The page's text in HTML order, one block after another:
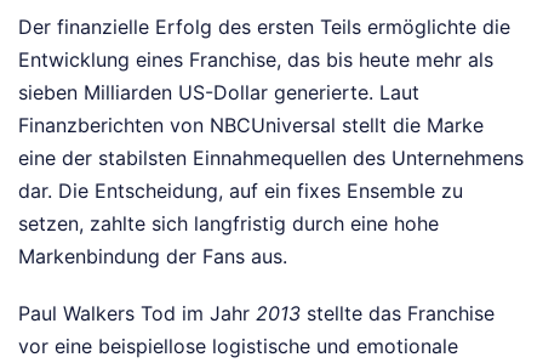
Der finanzielle Erfolg des ersten Teils ermöglichte die
Entwicklung eines Franchise, das bis heute mehr als
sieben Milliarden US-Dollar generierte. Laut
Finanzberichten von NBCUniversal stellt die Marke
eine der stabilsten Einnahmequellen des Unternehmens
dar. Die Entscheidung, auf ein fixes Ensemble zu
setzen, zahlte sich langfristig durch eine hohe
Markenbindung der Fans aus.
Paul Walkers Tod im Jahr 2013 stellte das Franchise
vor eine beispiellose logistische und emotionale